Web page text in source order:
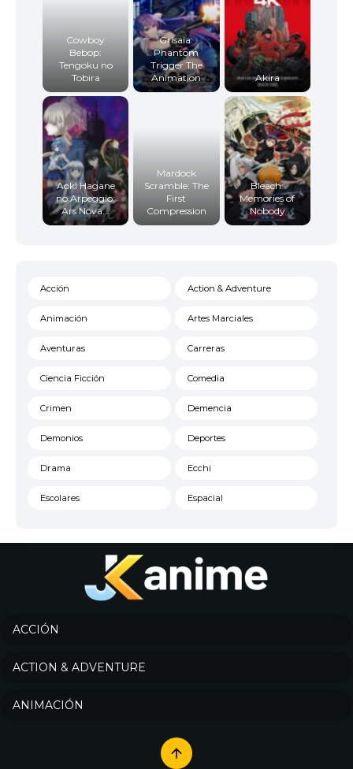
Cowboy
Bebop:
Tengoku no
Tobira
Grisaia:
Phantom
Trigger The
Animation
Akira
Aoki Hagane
no Arpeggio:
Ars Nova...
Mardock
Scramble: The
First
Compression
Bleach:
Memories of
Nobody
Acción Action & Adventure
Animación Artes Marciales
Aventuras Carreras
Ciencia Ficción Comedia
Crimen Demencia
Demonios Deportes
Drama Ecchi
Escolares Espacial
Historico
Josei
Música
ACCIÓN
ACTION & ADVENTURE
ANIMACIÓN